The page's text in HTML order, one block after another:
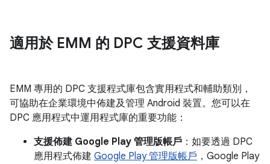
適用於 EMM 的 DPC 支援資料庫
EMM 專用的 DPC 支援程式庫包含實用程式和輔助類別，
可協助在企業環境中佈建及管理 Android 裝置。您可以在
DPC 應用程式中運用程式庫的重要功能：
支援佈建 Google Play 管理版帳戶 ：如要透過 DPC
應用程式佈建 Google Play 管理版帳戶 ，Google Play